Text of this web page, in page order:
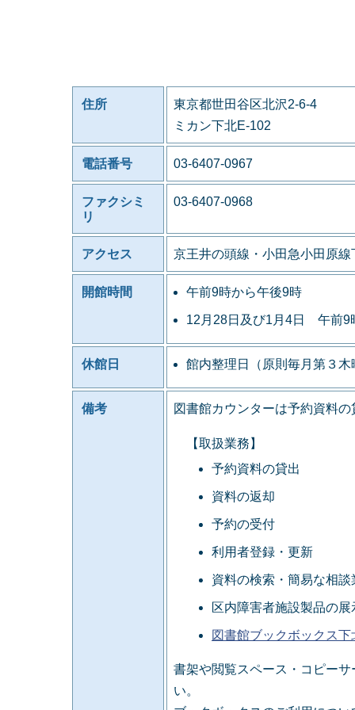
住所
東京都世田谷区北沢2-6-4
ミカン下北E-102
電話番号 03-6407-0967
ファクシミ
リ
03-6407-0968
アクセス 京王井の頭線・小田急小田原
開館時間 午前9時から午後9時
12月28日及び1月4日 午前9
休館日 館内整理日（原則毎月第３
備考 図書館カウンターは予約資料
【取扱業務】
予約資料の貸出
資料の返却
予約の受付
利用者登録・更新
資料の検索・簡易な相談
区内障害者施設製品の展
図書館ブックボックス下
書架や閲覧スペース・コピー
い。